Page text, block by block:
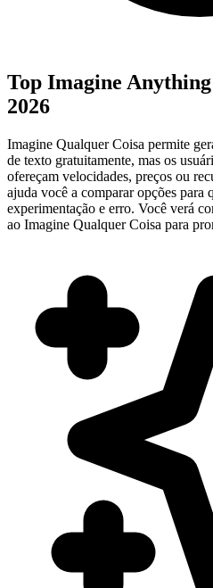
Top Imagine
2026
Imagine Qualquer Coisa permite
de texto gratuitamente, mas os
ofereçam velocidades, preços ou
ajuda você a comparar opções para
experimentação e erro. Você verá
ao Imagine Qualquer Coisa para